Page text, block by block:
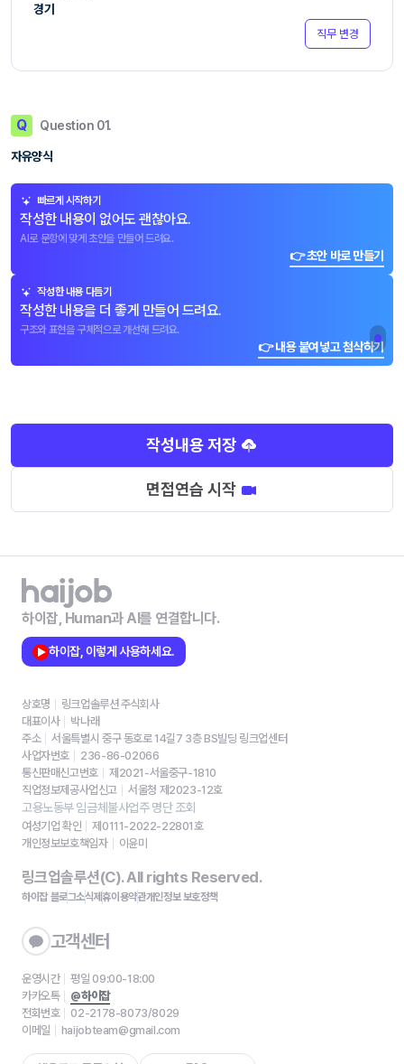
경기
직무 변경
Q Question 01.
자유양식
빠르게 시작하기
작성한 내용이 없어도 괜찮아요.
AI로 문항에 맞게 초안을 만들어 드려요.
👉 초안 바로 만들기
작성한 내용 다듬기
작성한 내용을 더 좋게 만들어 드려요.
구조와 표현을 구체적으로 개선해 드려요.
👉 내용 붙여넣고 첨삭하기
작성내용 저장
면접연습 시작
하이잡, Human과 AI를 연결합니다.
하이잡, 이렇게 사용하세요.
상호명
링크업솔루션 주식회사
대표이사
박나래
주소
서울특별시 중구 동호로 14길7 3층 BS빌딩 링크업센터
사업자번호
236-86-02066
통신판매신고번호
제2021-서울중구-1810
직업정보제공사업신고
서울청 제2023-12호
고용노동부 임금체불사업주 명단 조회
여성기업 확인
제0111-2022-22801호
개인정보보호책임자
이윤미
링크업솔루션(C). All rights Reserved.
하이잡 블로그소식제휴이용약관개인정보 보호정책
고객센터
운영시간
평일 09:00-18:00
카카오톡
@하이잡
전화번호
02-2178-8073/8029
이메일
haijobteam@gmail.com